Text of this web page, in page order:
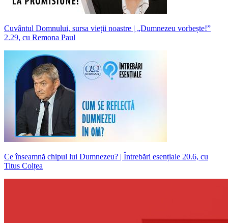
Cuvântul Domnului, sursa vieții noastre | „Dumnezeu vorbește!”
2.29, cu Remona Paul
Ce înseamnă chipul lui Dumnezeu? | Întrebări esențiale 20.6, cu
Titus Colțea